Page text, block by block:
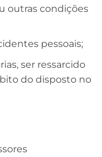
outras condições
pessoais;
ser ressarcido
do disposto no